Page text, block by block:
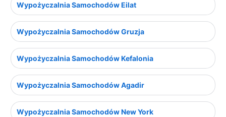
Wypożyczalnia Samochodów Eilat
Wypożyczalnia Samochodów Gruzja
Wypożyczalnia Samochodów Kefalonia
Wypożyczalnia Samochodów Agadir
Wypożyczalnia Samochodów New York